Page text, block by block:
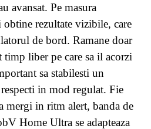
avansat. Pe masura
rezultate vizibile, care
de bord. Ramane doar
liber pe care sa il acorzi
sa stabilesti un
in mod regulat. Fie
mergi in ritm alert, banda de
Home Ultra se adapteaza